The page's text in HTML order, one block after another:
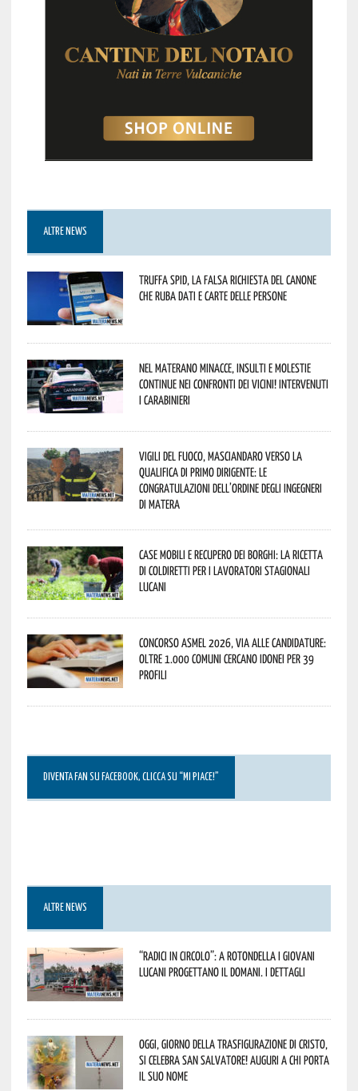
ALTRE NEWS
Truffa Spid, la falsa richiesta del canone
che ruba dati e carte delle persone
Nel materano minacce, insulti e molestie
continue nei confronti dei vicini! Intervenuti
i Carabinieri
Vigili del Fuoco, Masciandaro verso la
qualifica di Primo Dirigente: le
congratulazioni dell’Ordine degli Ingegneri
di Matera
Case mobili e recupero dei borghi: la ricetta
di Coldiretti per i lavoratori stagionali
lucani
Concorso Asmel 2026, via alle candidature:
oltre 1.000 Comuni cercano idonei per 39
profili
DIVENTA FAN SU FACEBOOK, CLICCA SU “MI PIACE!”
ALTRE NEWS
“Radici in Circolo”: a Rotondella i giovani
lucani progettano il domani. I dettagli
Oggi, giorno della Trasfigurazione di Cristo,
si celebra San Salvatore! Auguri a chi porta
il suo nome